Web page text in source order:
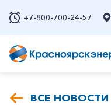
+7-800-700-24-57
ВСЕ НОВОСТИ